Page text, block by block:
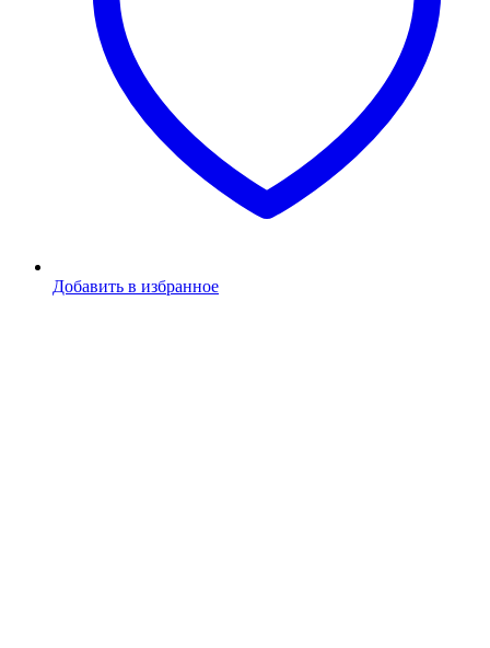
Добавить в избранное